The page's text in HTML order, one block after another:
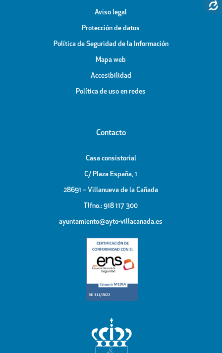
Aviso legal
Protección de datos
Política de Seguridad de la Información
Mapa web
Accesibilidad
Política de uso en redes
Contacto
Casa consistorial
C/ Plaza España, 1
28691 – Villanueva de la Cañada
Tlfno.: 918 117 300
ayuntamiento@ayto-villacanada.es